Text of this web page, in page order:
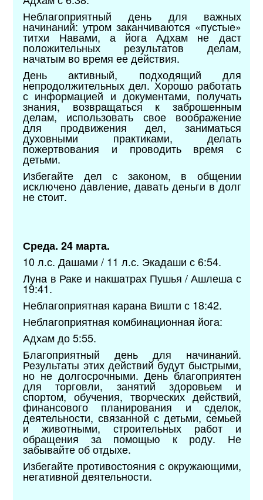
Неблагоприятный день для важных
начинаний: утром заканчиваются «пустые»
титхи Навами, а йога Адхам не даст
положительных результатов делам,
начатым во время ее действия.
День активный, подходящий для
непродолжительных дел. Хорошо работать
с информацией и документами, получать
знания, возвращаться к заброшенным
делам, использовать свое воображение
для продвижения дел, заниматься
духовными практиками, делать
пожертвования и проводить время с
детьми.
Избегайте дел с законом, в общении
исключено давление, давать деньги в долг
не стоит.
Среда. 24 марта.
10 л.с. Дашами / 11 л.с. Экадаши с 6:54.
Луна в Раке и накшатрах Пушья / Ашлеша с
19:41.
Неблагоприятная карана Вишти с 18:42.
Неблагоприятная комбинационная йога:
Адхам до 5:55.
Благоприятный день для начинаний.
Результаты этих действий будут быстрыми,
но не долгосрочными. День благоприятен
для торговли, занятий здоровьем и
спортом, обучения, творческих действий,
финансового планирования и сделок,
деятельности, связанной с детьми, семьей
и животными, строительных работ и
обращения за помощью к роду. Не
забывайте об отдыхе.
Избегайте противостояния с окружающими,
негативной деятельности.